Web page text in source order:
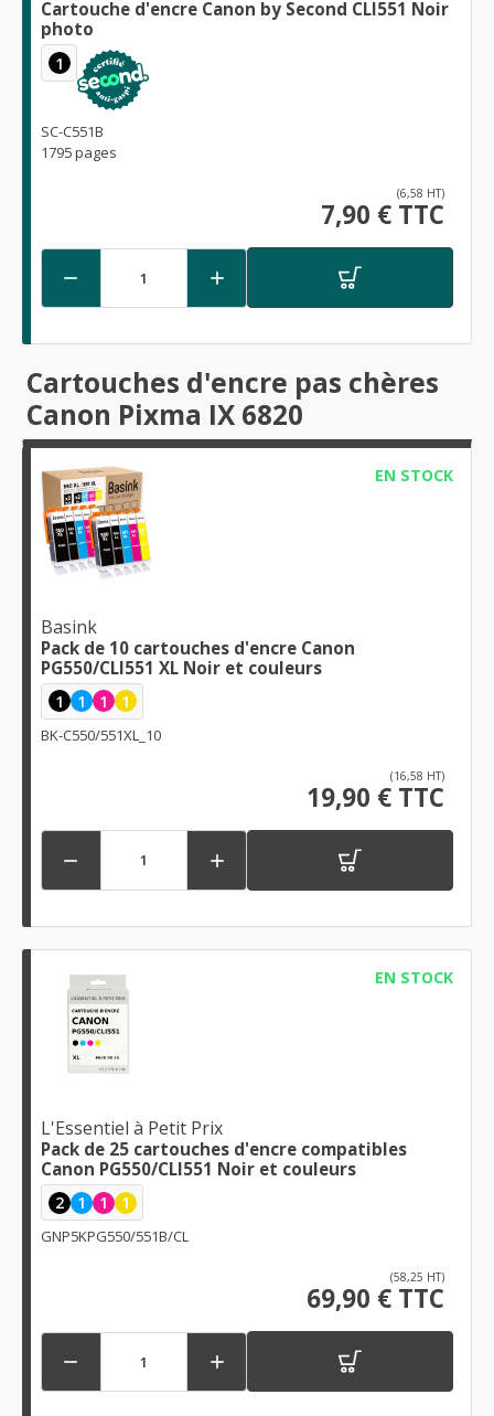
Cartouche d'encre Canon by Second CLI551 Noir
photo
1
SC-C551B
1795 pages
(6,58 HT)
7,90 € TTC
 
Cartouches d'encre pas chères
Canon Pixma IX 6820
EN STOCK
Basink
Pack de 10 cartouches d'encre Canon
PG550/CLI551 XL Noir et couleurs
1 1 1 1
BK-C550/551XL_10
(16,58 HT)
19,90 € TTC
 
EN STOCK
L'Essentiel à Petit Prix
Pack de 25 cartouches d'encre compatibles
Canon PG550/CLI551 Noir et couleurs
2 1 1 1
GNP5KPG550/551B/CL
(58,25 HT)
69,90 € TTC
 